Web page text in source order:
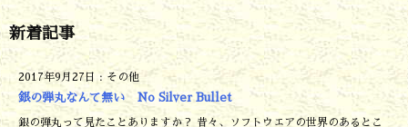
新着記事
2017年9月27日 : その他
銀の弾丸なんて無い No Silver Bullet
銀の弾丸って見たことありますか？ 昔々、ソフトウエアの世界のあるとこ